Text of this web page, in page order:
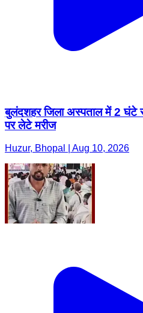
बुलंदशहर जिला अस्पताल में 2 घंटे
पर लेटे मरीज
Huzur, Bhopal | Aug 10, 2026